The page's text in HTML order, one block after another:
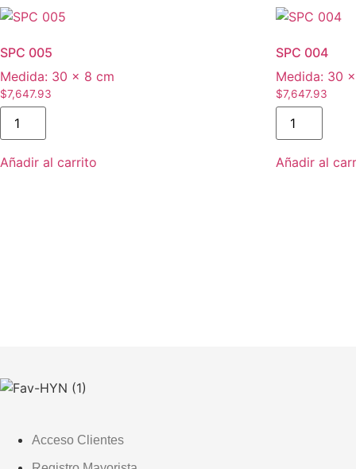
SPC 005
Medida: 30 × 8 cm
$7,647.93
SPC
005
cantidad
Añadir al carrito
SPC 004
Medida: 30
$7,647.93
SPC
004
cantidad
Añadir al
Acceso Clientes